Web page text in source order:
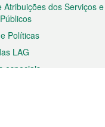
Atribuições dos Serviços e
Políticas
LAG
especiais